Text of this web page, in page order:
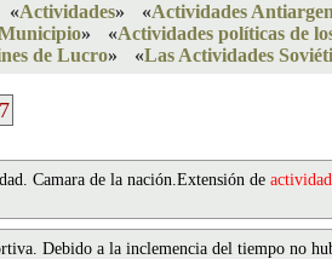
«Actividades» «Actividades
» «Actividades políticas de
de Lucro» «Las Actividades
Camara de la nación.Extensión de
Debido a la inclemencia del tiempo no